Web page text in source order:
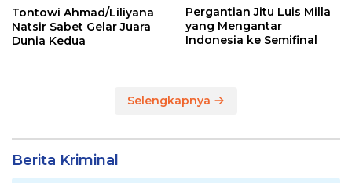
Tontowi Ahmad/Liliyana
Natsir Sabet Gelar Juara
Dunia Kedua
Pergantian Jitu Luis Milla
yang Mengantar
Indonesia ke Semifinal
Selengkapnya
Berita Kriminal